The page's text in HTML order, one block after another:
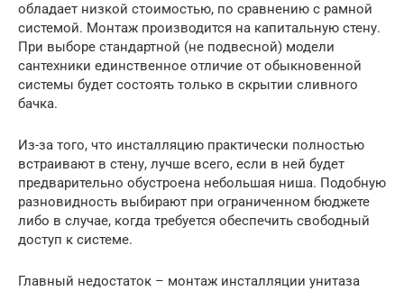
обладает низкой стоимостью, по сравнению с рамной
системой. Монтаж производится на капитальную стену.
При выборе стандартной (не подвесной) модели
сантехники единственное отличие от обыкновенной
системы будет состоять только в скрытии сливного
бачка.
Из-за того, что инсталляцию практически полностью
встраивают в стену, лучше всего, если в ней будет
предварительно обустроена небольшая ниша. Подобную
разновидность выбирают при ограниченном бюджете
либо в случае, когда требуется обеспечить свободный
доступ к системе.
Главный недостаток – монтаж инсталляции унитаза